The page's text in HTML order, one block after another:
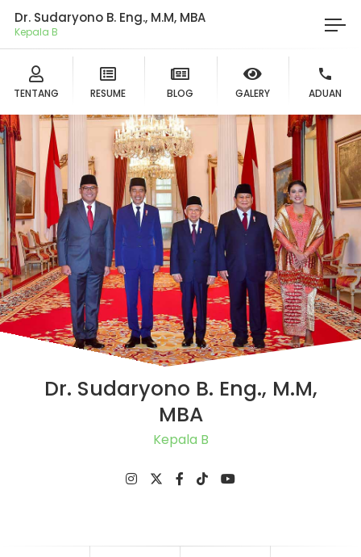
Dr. Sudaryono B. Eng., M.M, MBA
Ket
TENTANG RESUME BLOG GALERY ADUAN
Dr. Sudaryono B. Eng., M.M,
MBA
Ket